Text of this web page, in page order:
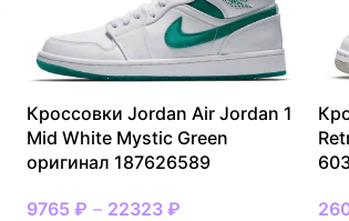
Кроссовки Jordan Air Jordan 1
Mid White Mystic Green
оригинал 187626589
9765 ₽ – 22323 ₽